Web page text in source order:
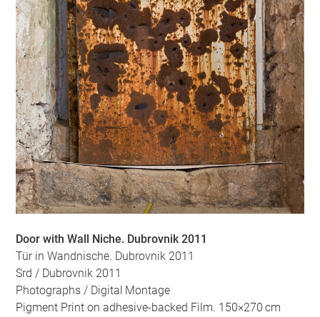
Door with Wall Niche. Dubrovnik 2011
Tür in Wandnische. Dubrovnik 2011
Srd / Dubrovnik 2011
Photographs / Digital Montage
Pigment Print on adhesive-backed Film. 150×270 cm